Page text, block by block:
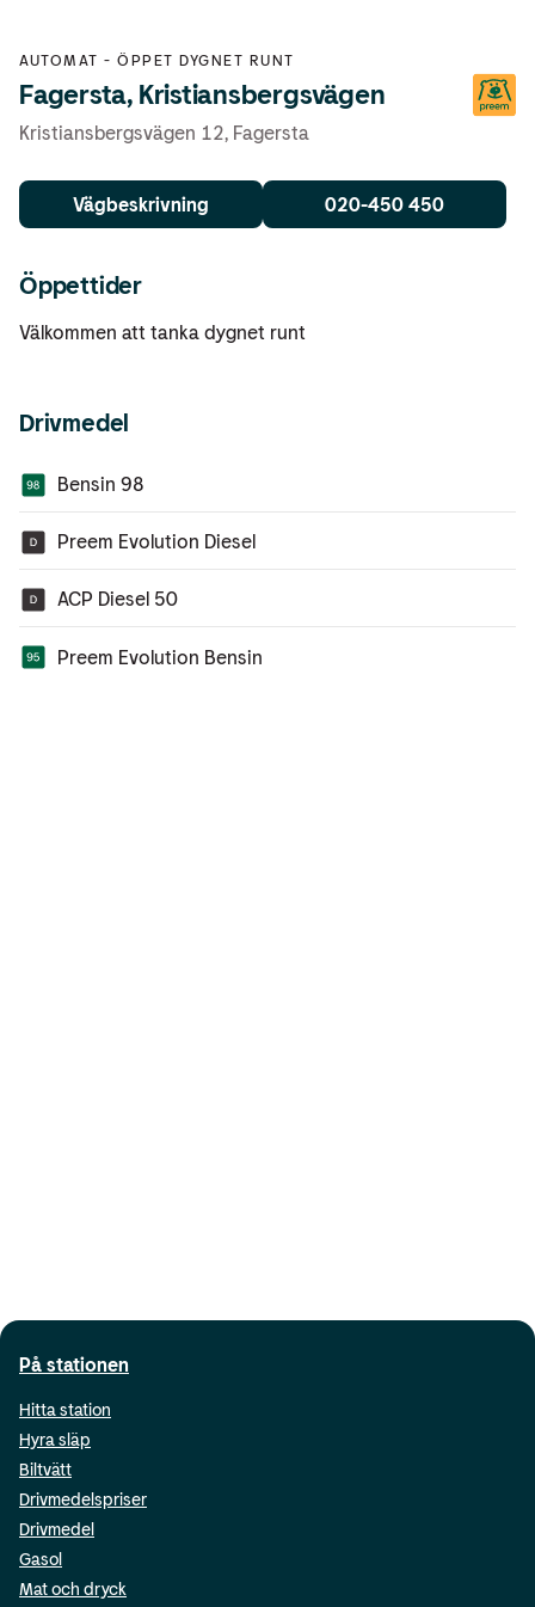
AUTOMAT -ÖPPET DYGNET RUNT
Fagersta, Kristiansbergsvägen
Kristiansbergsvägen 12, Fagersta
Vägbeskrivning 020-450 450
Öppettider
Välkommen att tanka dygnet runt
Drivmedel
Bensin 98
Preem Evolution Diesel
ACP Diesel 50
Preem Evolution Bensin
På stationen
Hitta station
Hyra släp
Biltvätt
Drivmedelspriser
Drivmedel
Gasol
Mat och dryck